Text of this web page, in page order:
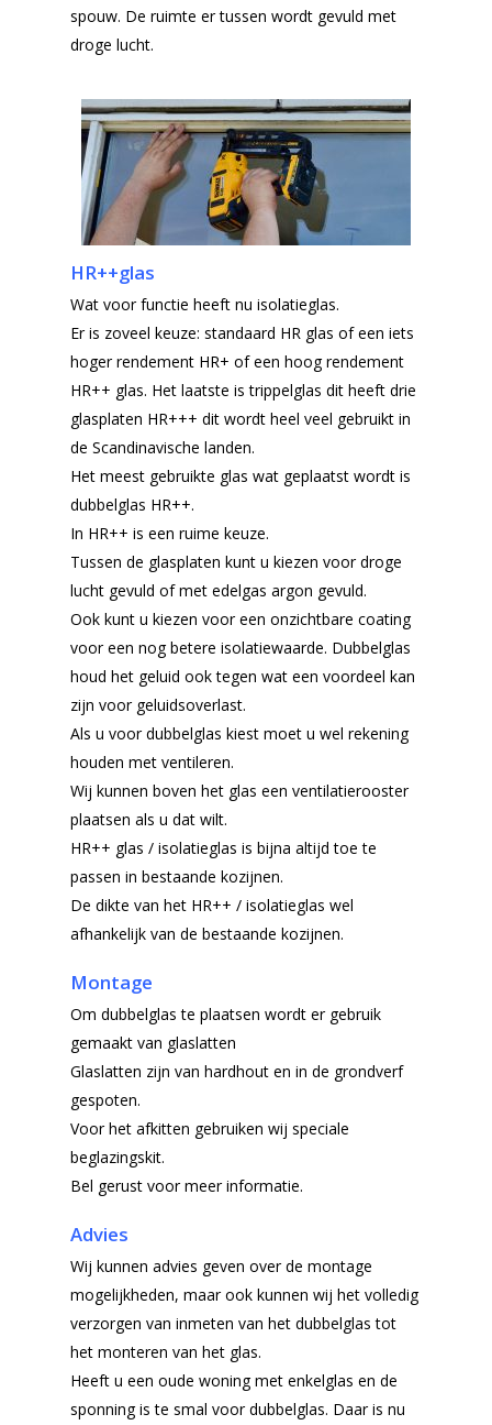
spouw. De ruimte er tussen wordt gevuld met
droge lucht.
HR++glas
Wat voor functie heeft nu isolatieglas.
Er is zoveel keuze: standaard HR glas of een iets
hoger rendement HR+ of een hoog rendement
HR++ glas. Het laatste is trippelglas dit heeft drie
glasplaten HR+++ dit wordt heel veel gebruikt in
de Scandinavische landen.
Het meest gebruikte glas wat geplaatst wordt is
dubbelglas HR++.
In HR++ is een ruime keuze.
Tussen de glasplaten kunt u kiezen voor droge
lucht gevuld of met edelgas argon gevuld.
Ook kunt u kiezen voor een onzichtbare coating
voor een nog betere isolatiewaarde. Dubbelglas
houd het geluid ook tegen wat een voordeel kan
zijn voor geluidsoverlast.
Als u voor dubbelglas kiest moet u wel rekening
houden met ventileren.
Wij kunnen boven het glas een ventilatierooster
plaatsen als u dat wilt.
HR++ glas / isolatieglas is bijna altijd toe te
passen in bestaande kozijnen.
De dikte van het HR++ / isolatieglas wel
afhankelijk van de bestaande kozijnen.
Montage
Om dubbelglas te plaatsen wordt er gebruik
gemaakt van glaslatten
Glaslatten zijn van hardhout en in de grondverf
gespoten.
Voor het afkitten gebruiken wij speciale
beglazingskit.
Bel gerust voor meer informatie.
Advies
Wij kunnen advies geven over de montage
mogelijkheden, maar ook kunnen wij het volledig
verzorgen van inmeten van het dubbelglas tot
het monteren van het glas.
Heeft u een oude woning met enkelglas en de
sponning is te smal voor dubbelglas. Daar is nu